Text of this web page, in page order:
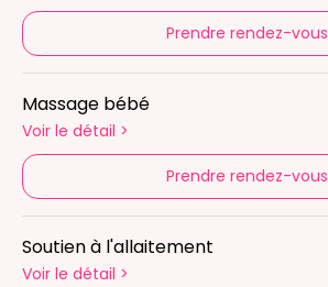
Prendre rendez-vous
Massage bébé
Voir le détail >
Prendre rendez-vous
Soutien à l'allaitement
Voir le détail >